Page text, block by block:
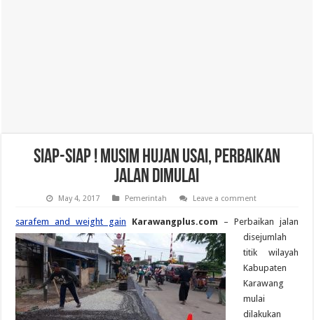
Siap-siap ! Musim Hujan Usai, Perbaikan
Jalan Dimulai
May 4, 2017 Pemerintah Leave a comment
sarafem and weight gain Karawangplus.com – Perbaikan jalan
disejumlah
titik wilayah
Kabupaten
Karawang
mulai
dilakukan